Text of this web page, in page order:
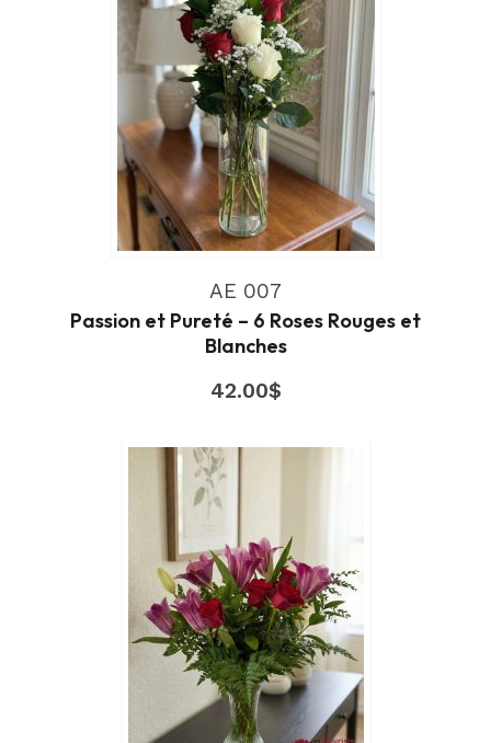
AE 007
Passion et Pureté – 6 Roses Rouges et
Blanches
42.00$